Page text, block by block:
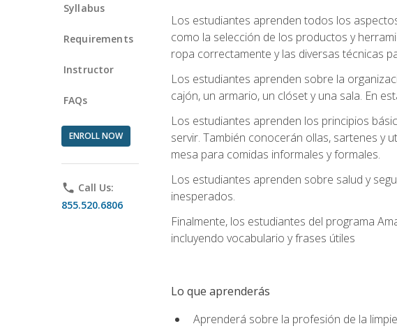
Syllabus
Requirements
Instructor
FAQs
ENROLL NOW
phone Call Us:
855.520.6806
Los estudiantes aprenden todos los
como la selección de los productos y
ropa correctamente y las diversas técnicas
Los estudiantes aprenden sobre la
cajón, un armario, un clóset y una sala. En
Los estudiantes aprenden los principios
servir. También conocerán ollas, sartenes y
mesa para comidas informales y formales.
Los estudiantes aprenden sobre salud y
inesperados.
Finalmente, los estudiantes del programa
incluyendo vocabulario y frases útiles
Lo que aprenderás
Aprenderá sobre la profesión de la